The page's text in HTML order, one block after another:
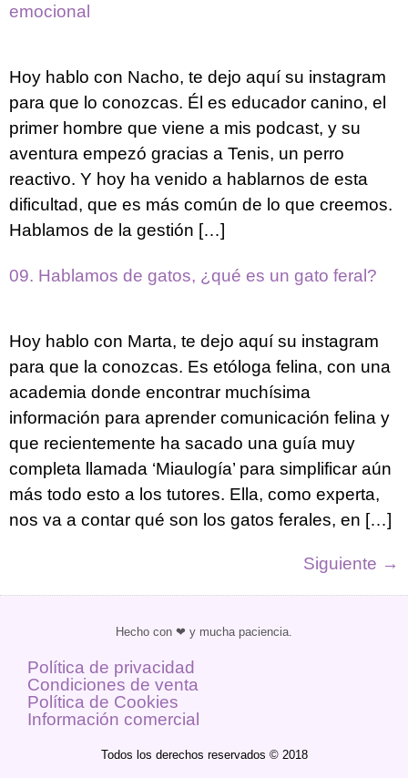
emocional
Hoy hablo con Nacho, te dejo aquí su instagram
para que lo conozcas. Él es educador canino, el
primer hombre que viene a mis podcast, y su
aventura empezó gracias a Tenis, un perro
reactivo. Y hoy ha venido a hablarnos de esta
dificultad, que es más común de lo que creemos.
Hablamos de la gestión […]
09. Hablamos de gatos, ¿qué es un gato feral?
Hoy hablo con Marta, te dejo aquí su instagram
para que la conozcas. Es etóloga felina, con una
academia donde encontrar muchísima
información para aprender comunicación felina y
que recientemente ha sacado una guía muy
completa llamada ‘Miaulogía’ para simplificar aún
más todo esto a los tutores. Ella, como experta,
nos va a contar qué son los gatos ferales, en […]
Siguiente →
Hecho con ❤ y mucha paciencia.
Política de privacidad
Condiciones de venta
Política de Cookies
Información comercial
Todos los derechos reservados © 2018